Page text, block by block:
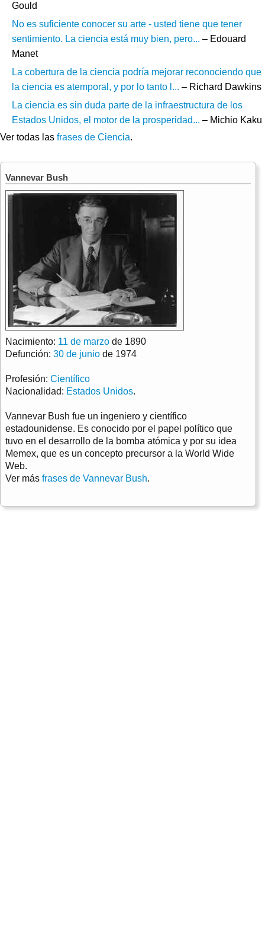
Gould
No es suficiente conocer su arte - usted tiene que tener
sentimiento. La ciencia está muy bien, pero... – Edouard
Manet
La cobertura de la ciencia podría mejorar reconociendo que
la ciencia es atemporal, y por lo tanto l... – Richard Dawkins
La ciencia es sin duda parte de la infraestructura de los
Estados Unidos, el motor de la prosperidad... – Michio Kaku
Ver todas las frases de Ciencia.
Vannevar Bush
Nacimiento: 11 de marzo de 1890
Defunción: 30 de junio de 1974
Profesión: Científico
Nacionalidad: Estados Unidos.
Vannevar Bush fue un ingeniero y científico
estadounidense. Es conocido por el papel político que
tuvo en el desarrollo de la bomba atómica y por su idea
Memex, que es un concepto precursor a la World Wide
Web.
Ver más frases de Vannevar Bush.